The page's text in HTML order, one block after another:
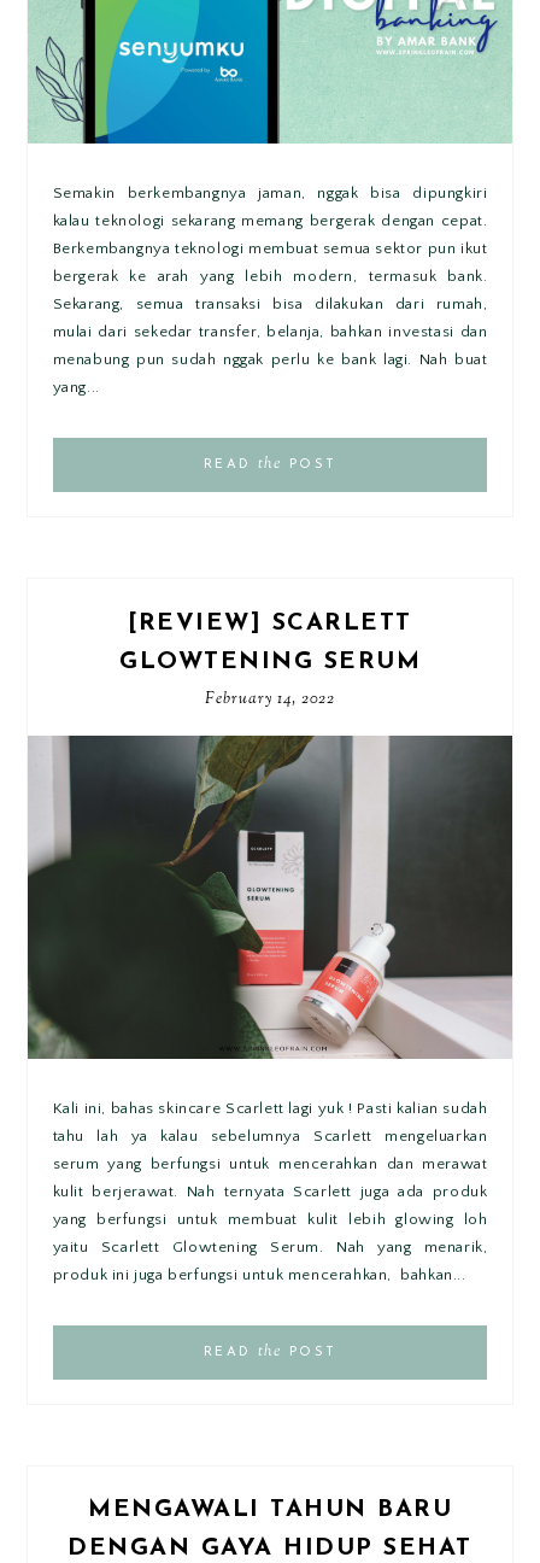
Semakin berkembangnya jaman, nggak bisa dipungkiri
kalau teknologi sekarang memang bergerak dengan cepat.
Berkembangnya teknologi membuat semua sektor pun ikut
bergerak ke arah yang lebih modern, termasuk bank.
Sekarang, semua transaksi bisa dilakukan dari rumah,
mulai dari sekedar transfer, belanja, bahkan investasi dan
menabung pun sudah nggak perlu ke bank lagi. Nah buat
yang...
READ the POST
[REVIEW] SCARLETT
GLOWTENING SERUM
February 14, 2022
Kali ini, bahas skincare Scarlett lagi yuk ! Pasti kalian sudah
tahu lah ya kalau sebelumnya Scarlett mengeluarkan
serum yang berfungsi untuk mencerahkan dan merawat
kulit berjerawat. Nah ternyata Scarlett juga ada produk
yang berfungsi untuk membuat kulit lebih glowing loh
yaitu Scarlett Glowtening Serum. Nah yang menarik,
produk ini juga berfungsi untuk mencerahkan, bahkan...
READ the POST
MENGAWALI TAHUN BARU
DENGAN GAYA HIDUP SEHAT